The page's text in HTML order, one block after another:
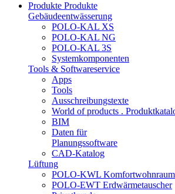
Produkte Produkte
Gebäudeentwässerung
POLO-KAL XS
POLO-KAL NG
POLO-KAL 3S
Systemkomponenten
Tools & Softwareservice
Apps
Tools
Ausschreibungstexte
World of products .
BIM
Daten für
Planungssoftware
CAD-Katalog
Lüftung
POLO-KWL
POLO-EWT Erdwärmetauscher